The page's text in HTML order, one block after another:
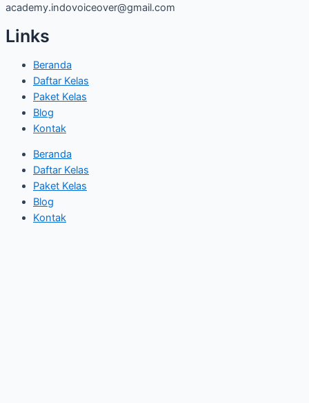
academy.indovoiceover@gmail.com
Links
Beranda
Daftar Kelas
Paket Kelas
Blog
Kontak
Beranda
Daftar Kelas
Paket Kelas
Blog
Kontak